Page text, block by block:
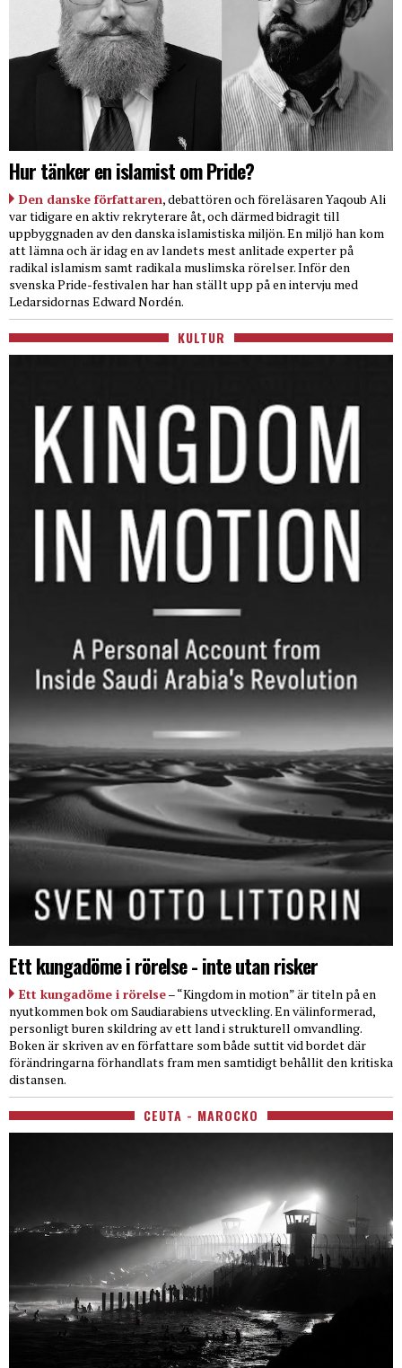
Hur tänker en islamist om Pride?
Den danske författaren, debattören och föreläsaren Yaqoub Ali
var tidigare en aktiv rekryterare åt, och därmed bidragit till
uppbyggnaden av den danska islamistiska miljön. En miljö han kom
att lämna och är idag en av landets mest anlitade experter på
radikal islamism samt radikala muslimska rörelser. Inför den
svenska Pride-festivalen har han ställt upp på en intervju med
Ledarsidornas Edward Nordén.
KULTUR
Ett kungadöme i rörelse - inte utan risker
Ett kungadöme i rörelse– “Kingdom in motion” är titeln på en
nyutkommen bok om Saudiarabiens utveckling. En välinformerad,
personligt buren skildring av ett land i strukturell omvandling.
Boken är skriven av en författare som både suttit vid bordet där
förändringarna förhandlats fram men samtidigt behållit den kritiska
distansen.
CEUTA - MAROCKO